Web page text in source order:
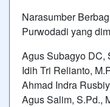
Narasumber
Purwodadi yang
Agus Subagyo DC,
Idih Tri Relianto,
Ahmad Indra
Agus Salim, S.Pd.,